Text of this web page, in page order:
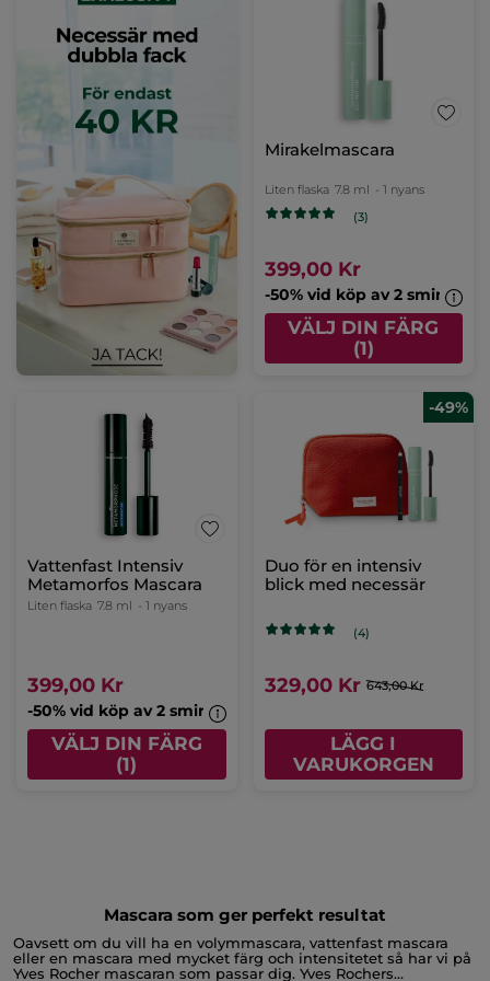
Mirakelmascara
Liten flaska 7.8 ml - 1 nyans
(3)
399,00 Kr
-50% vid köp av 2
VÄLJ DIN FÄRG
(1)
Vattenfast Intensiv
Metamorfos Mascara
Liten flaska 7.8 ml - 1 nyans
399,00 Kr
-50% vid köp av 2 sminkprodukter
VÄLJ DIN FÄRG
(1)
-49%
Duo för en intensiv
blick med necessär
(4)
329,00 Kr 643,00 Kr
LÄGG I
VARUKORGEN
Mascara som ger perfekt resultat
Oavsett om du vill ha en volymmascara, vattenfast mascara
eller en mascara med mycket färg och intensitetet så har vi på
Yves Rocher mascaran som passar dig. Yves Rochers